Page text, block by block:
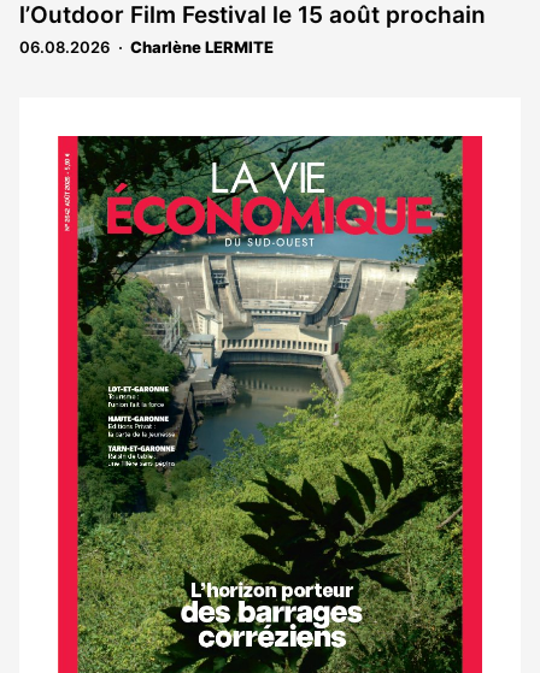
l’Outdoor Film Festival le 15 août prochain
06.08.2026 Charlène LERMITE
Notre
dernier
magazine